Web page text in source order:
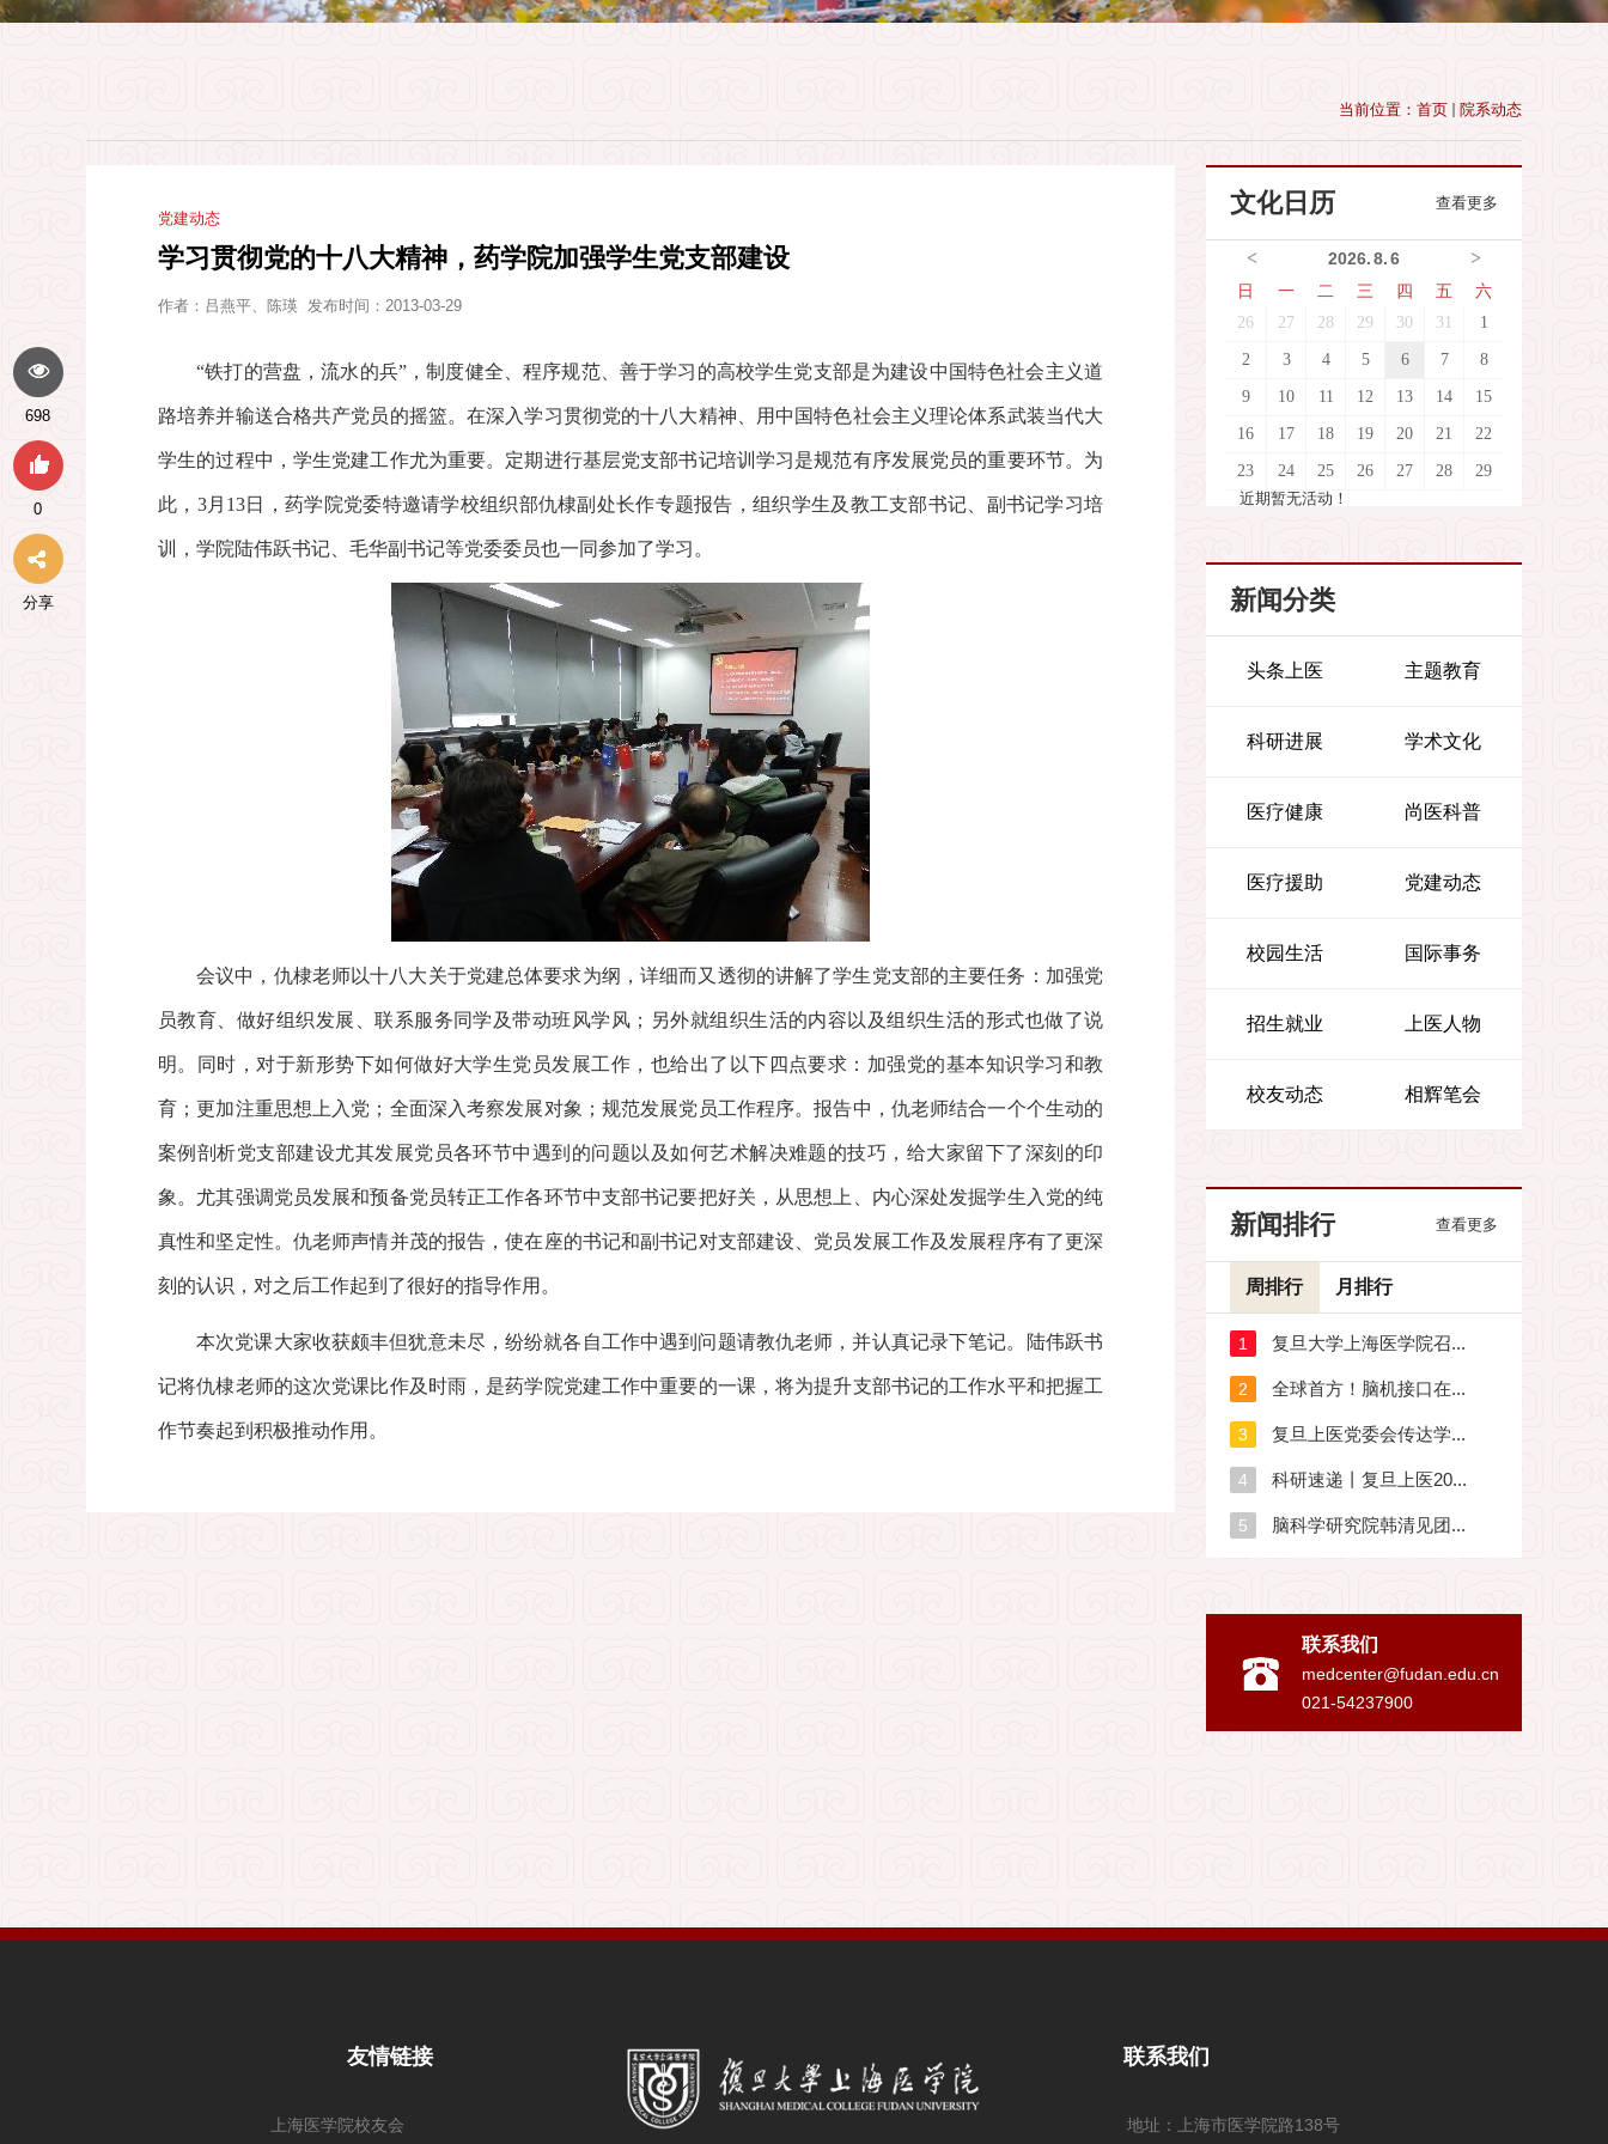
当前位置： 首页 院系动态
党建动态
学习贯彻党的十八大精神，药学院加强学生党支部建设
作者： 吕燕平、陈瑛 发布时间：2013-03-29
“铁打的营盘，流水的兵”，制度健全、程序规范、善于学习的高校学生党支部是为建设中国特色社会主义道
路培养并输送合格共产党员的摇篮。在深入学习贯彻党的十八大精神、用中国特色社会主义理论体系武装当代大
学生的过程中，学生党建工作尤为重要。定期进行基层党支部书记培训学习是规范有序发展党员的重要环节。为
此，3月13日，药学院党委特邀请学校组织部仇棣副处长作专题报告，组织学生及教工支部书记、副书记学习培
训，学院陆伟跃书记、毛华副书记等党委委员也一同参加了学习。
会议中，仇棣老师以十八大关于党建总体要求为纲，详细而又透彻的讲解了学生党支部的主要任务：加强党
员教育、做好组织发展、联系服务同学及带动班风学风；另外就组织生活的内容以及组织生活的形式也做了说
明。同时，对于新形势下如何做好大学生党员发展工作，也给出了以下四点要求：加强党的基本知识学习和教
育；更加注重思想上入党；全面深入考察发展对象；规范发展党员工作程序。报告中，仇老师结合一个个生动的
案例剖析党支部建设尤其发展党员各环节中遇到的问题以及如何艺术解决难题的技巧，给大家留下了深刻的印
象。尤其强调党员发展和预备党员转正工作各环节中支部书记要把好关，从思想上、内心深处发掘学生入党的纯
真性和坚定性。仇老师声情并茂的报告，使在座的书记和副书记对支部建设、党员发展工作及发展程序有了更深
刻的认识，对之后工作起到了很好的指导作用。
本次党课大家收获颇丰但犹意未尽，纷纷就各自工作中遇到问题请教仇老师，并认真记录下笔记。陆伟跃书
记将仇棣老师的这次党课比作及时雨，是药学院党建工作中重要的一课，将为提升支部书记的工作水平和把握工
作节奏起到积极推动作用。
698
0
分享
文化日历 查看更多
< >
2026.8.6
日
一 二 三 四 五 六
26 27 28 29 30 31 1
2 3 4 5 6 7 8
9 10 11 12 13 14 15
16 17 18 19 20 21 22
23 24 25 26 27 28
29
近期暂无活动！
新闻分类
头条上医 主题教育
科研进展 学术文化
医疗健康 尚医科普
医疗援助 党建动态
校园生活 国际事务
招生就业 上医人物
校友动态 相辉笔会
新闻排行 查看更多
周排行 月排行
联系我们
medcenter@fudan.edu.cn
021-54237900
友情链接
上海医学院校友会
联系我们
地址：上海市医学院路138号